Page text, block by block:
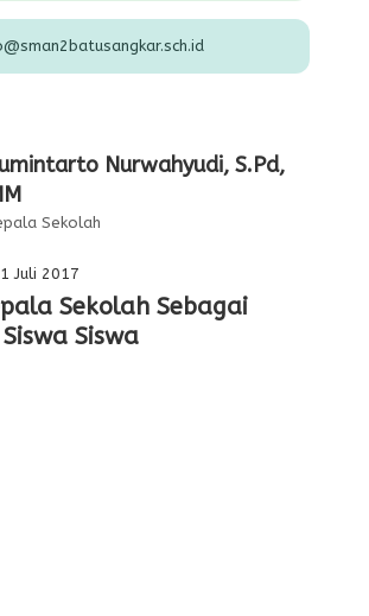
Nurwahyudi, S.Pd,
Sekolah
Serta Keteladanan Dari
Juli 2017
Sekolah Sebagai
Siswa
Kepala Sekolah
Karakter Siswa Di